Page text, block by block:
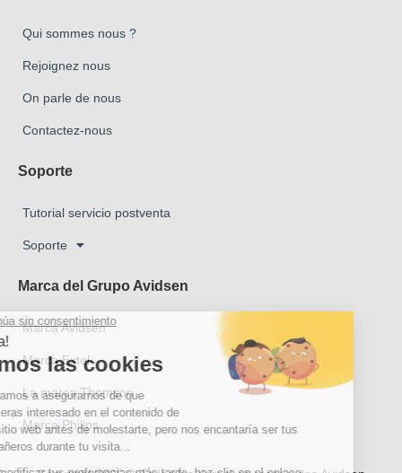
Qui sommes nous ?
Rejoignez nous
On parle de nous
Contactez-nous
Soporte
Tutorial servicio postventa
Soporte
Marca del Grupo Avidsen
Marca Avidsen
Marca Extel
La marca Thomson
Marca Philips